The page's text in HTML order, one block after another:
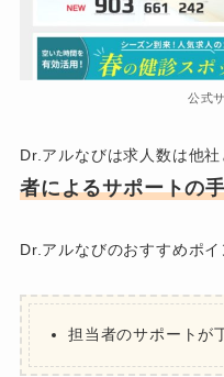
公式
Dr.アルなびは求人数は他社
者によるサポートの
Dr.アルなびのおすすめポイ
担当者のサポートが